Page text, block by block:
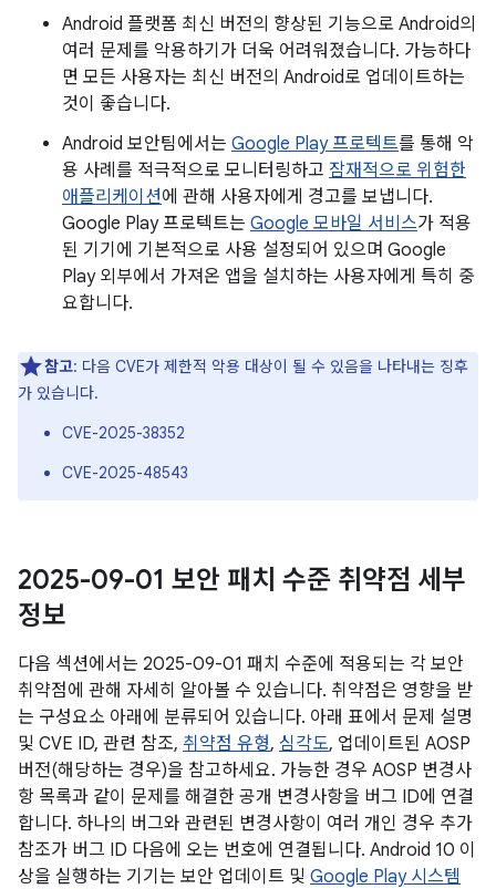
Android 플랫폼 최신 버전의 향상된 기능으로 Android의
여러 문제를 악용하기가 더욱 어려워졌습니다. 가능하다
면 모든 사용자는 최신 버전의 Android로 업데이트하는
것이 좋습니다.
Android 보안팀에서는 Google Play 프로텍트를 통해 악
용 사례를 적극적으로 모니터링하고 잠재적으로 위험한
애플리케이션에 관해 사용자에게 경고를 보냅니다.
Google Play 프로텍트는 Google 모바일 서비스가 적용
된 기기에 기본적으로 사용 설정되어 있으며 Google
Play 외부에서 가져온 앱을 설치하는 사용자에게 특히 중
요합니다.
참고: 다음 CVE가 제한적 악용 대상이 될 수 있음을 나타내는 징후
가 있습니다.
CVE-2025-38352
CVE-2025-48543
2025-09-01 보안 패치 수준 취약점 세부
정보
다음 섹션에서는 2025-09-01 패치 수준에 적용되는 각 보안
취약점에 관해 자세히 알아볼 수 있습니다. 취약점은 영향을 받
는 구성요소 아래에 분류되어 있습니다. 아래 표에서 문제 설명
및 CVE ID, 관련 참조, 취약점 유형, 심각도, 업데이트된 AOSP
버전(해당하는 경우)을 참고하세요. 가능한 경우 AOSP 변경사
항 목록과 같이 문제를 해결한 공개 변경사항을 버그 ID에 연결
합니다. 하나의 버그와 관련된 변경사항이 여러 개인 경우 추가
참조가 버그 ID 다음에 오는 번호에 연결됩니다. Android 10 이
상을 실행하는 기기는 보안 업데이트 및 Google Play 시스템